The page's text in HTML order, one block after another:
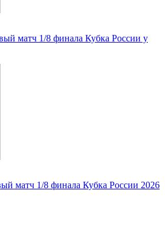
матч 1/8 финала Кубка России у
матч 1/8 финала Кубка России 2026